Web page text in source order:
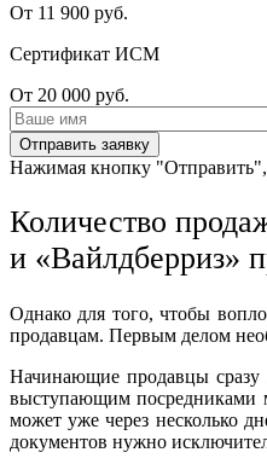
От 11 900 руб.
Сертификат ИСМ
От 20 000 руб.
Нажимая кнопку "Отправить",
Количество
и «Вайлдберриз»
Однако для того, чтобы
продавцам. Первым делом
Начинающие продавцы сразу
выступающим посредниками
может уже через несколько
документов нужно